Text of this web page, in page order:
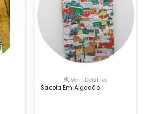
Ver + Detalhes
Sacola Em Algodão